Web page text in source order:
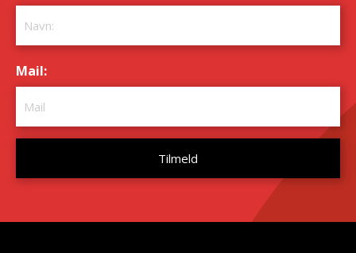
Mail: